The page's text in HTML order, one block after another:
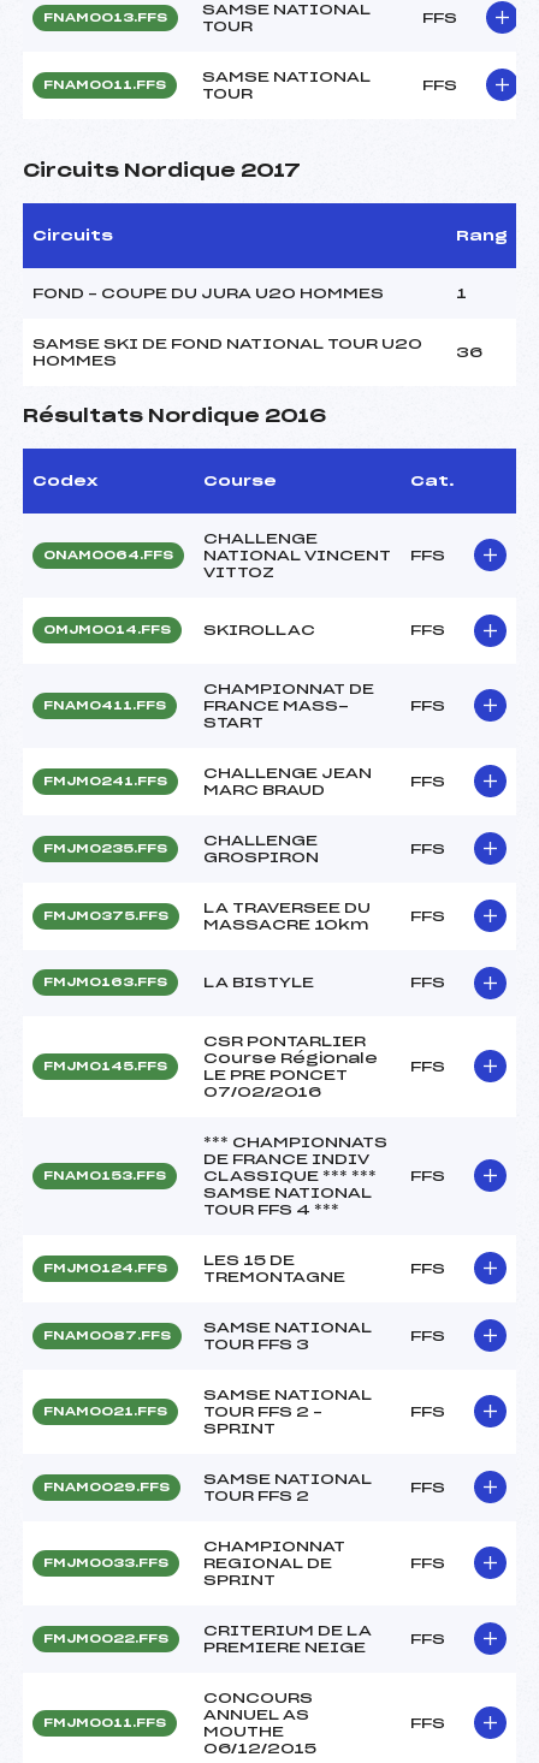
FNAM0013.FFS
SAMSE NATIONAL
TOUR
FFS
FNAM0011.FFS
SAMSE NATIONAL
TOUR
FFS
Circuits Nordique 2017
Circuits Rang
FOND – COUPE DU JURA U20 HOMMES 1
SAMSE SKI DE FOND NATIONAL TOUR U20
HOMMES
36
Résultats Nordique 2016
Codex Course Cat.
ONAM0064.FFS
CHALLENGE
NATIONAL VINCENT
VITTOZ
FFS
OMJM0014.FFS SKIROLLAC FFS
FNAM0411.FFS
CHAMPIONNAT DE
FRANCE MASS-
START
FFS
FMJM0241.FFS
CHALLENGE JEAN
MARC BRAUD
FFS
FMJM0235.FFS
CHALLENGE
GROSPIRON
FFS
FMJM0375.FFS
LA TRAVERSEE DU
MASSACRE 10km
FFS
FMJM0163.FFS LA BISTYLE FFS
FMJM0145.FFS
CSR PONTARLIER
Course Régionale
LE PRE PONCET
07/02/2016
FFS
FNAM0153.FFS
*** CHAMPIONNATS
DE FRANCE INDIV
CLASSIQUE *** ***
SAMSE NATIONAL
TOUR FFS 4 ***
FFS
FMJM0124.FFS
LES 15 DE
TREMONTAGNE
FFS
FNAM0087.FFS
SAMSE NATIONAL
TOUR FFS 3
FFS
FNAM0021.FFS
SAMSE NATIONAL
TOUR FFS 2 –
SPRINT
FFS
FNAM0029.FFS
SAMSE NATIONAL
TOUR FFS 2
FFS
FMJM0033.FFS
CHAMPIONNAT
REGIONAL DE
SPRINT
FFS
FMJM0022.FFS
CRITERIUM DE LA
PREMIERE NEIGE
FFS
FMJM0011.FFS
CONCOURS
ANNUEL AS
MOUTHE
06/12/2015
FFS